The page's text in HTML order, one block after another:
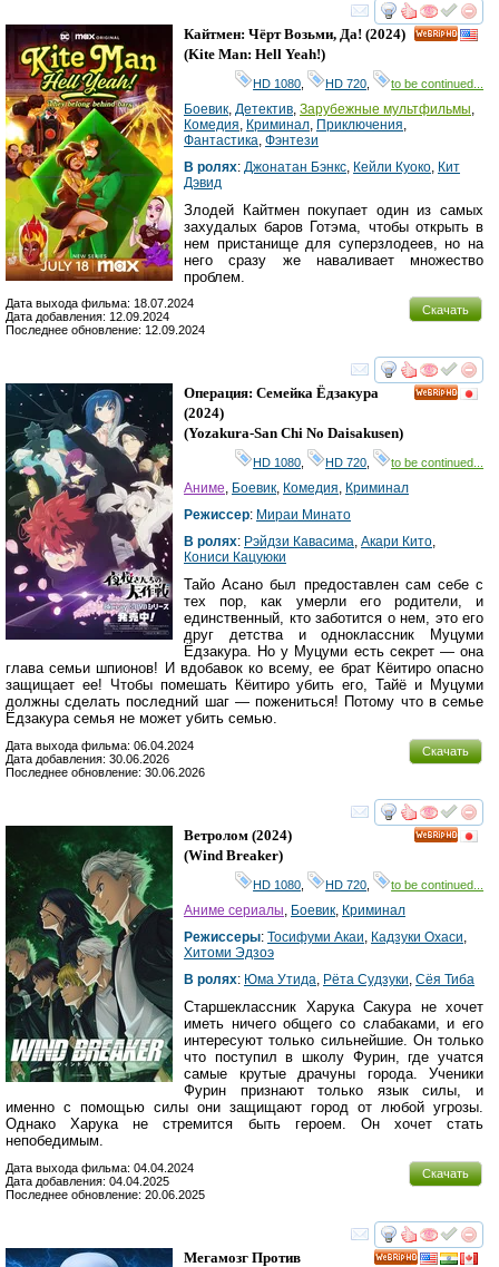
смотреть
Кайтмен: Чёрт Возьми, Да! (2024)
(Kite Man: Hell Yeah!)
HD 1080 HD 720 to be continued...
Боевик Детектив Зарубежные мультфильмы
Комедия Криминал Приключения
Фантастика Фэнтези
В ролях: Джонатан Бэнкс Кейли Куоко Кит
Дэвид
Злодей Кайтмен покупает один из самых
захудалых баров Готэма, чтобы открыть в
нем пристанище для суперзлодеев, но на
него сразу же наваливает множество
проблем.
Скачать
Дата выхода фильма: 18.07.2024
Дата добавления: 12.09.2024
Последнее обновление: 12.09.2024
смотреть
Операция: Семейка Ёдзакура
(2024)
(Yozakura-San Chi No Daisakusen)
HD 1080 HD 720 to be continued...
Аниме, Боевик, Комедия, Криминал
Режиссер: Мираи Минато
В ролях: Рэйдзи Кавасима, Акари Кито,
Кониси Кацуюки
Тайо Асано был предоставлен сам себе с
тех пор, как умерли его родители, и
единственный, кто заботится о нем, это его
друг детства и одноклассник Муцуми
Ёдзакура. Но у Муцуми есть секрет — она
глава семьи шпионов! И вдобавок ко всему, ее брат Кёитиро опасно
защищает ее! Чтобы помешать Кёитиро убить его, Тайё и Муцуми
должны сделать последний шаг — пожениться! Потому что в семье
Ёдзакура семья не может убить семью.
Скачать
Дата выхода фильма: 06.04.2024
Дата добавления: 30.06.2026
Последнее обновление: 30.06.2026
смотреть
Ветролом (2024)
(Wind Breaker)
HD 1080 HD 720 to be continued...
Аниме сериалы, Боевик, Криминал
Режиссеры: Тосифуми Акаи, Кадзуки Охаси,
Хитоми Эдзоэ
В ролях: Юма Утида, Рёта Судзуки, Сёя Тиба
Старшеклассник Харука Сакура не хочет
иметь ничего общего со слабаками, и его
интересуют только сильнейшие. Он только
что поступил в школу Фурин, где учатся
самые крутые драчуны города. Ученики
Фурин признают только язык силы, и
именно с помощью силы они защищают город от любой угрозы.
Однако Харука не стремится быть героем. Он хочет стать
непобедимым.
Скачать
Дата выхода фильма: 04.04.2024
Дата добавления: 04.04.2025
Последнее обновление: 20.06.2025
смотреть
Мегамозг Против